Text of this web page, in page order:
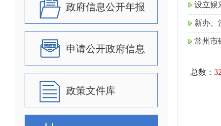
政府信息公开年报
申请公开政府信息
政策文件库
设立娱
新办、
常州市
总数：